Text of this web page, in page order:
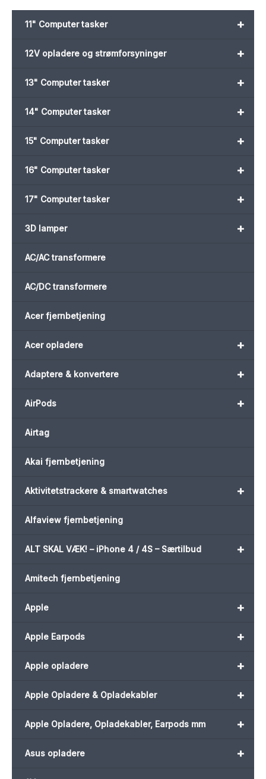
+
11" Computer tasker
+
12V opladere og strømforsyninger
+
13" Computer tasker
+
14" Computer tasker
+
15" Computer tasker
+
16" Computer tasker
+
17" Computer tasker
+
3D lamper
AC/AC transformere
AC/DC transformere
Acer fjernbetjening
+
Acer opladere
+
Adaptere & konvertere
+
AirPods
Airtag
Akai fjernbetjening
+
Aktivitetstrackere & smartwatches
Alfaview fjernbetjening
+
ALT SKAL VÆK! – iPhone 4 / 4S – Særtilbud
Amitech fjernbetjening
+
Apple
+
Apple Earpods
+
Apple opladere
+
Apple Opladere & Opladekabler
+
Apple Opladere, Opladekabler, Earpods mm
+
Asus opladere